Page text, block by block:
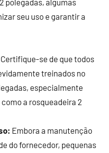
polegadas, algumas
seu uso e garantir a
Certifique-se de que todos
treinados no
especialmente
a rosqueadeira 2
Embora a manutenção
do fornecedor, pequenas